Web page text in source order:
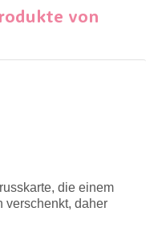
von
die einem
verschenkt, daher